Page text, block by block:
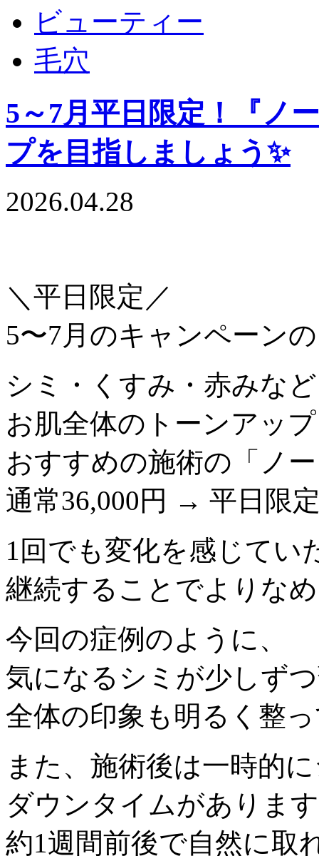
ビューティー
毛穴
5～7月平日限定！『ノ
プを目指しましょう✨
2026.04.28
＼平日限定／
5〜7月のキャンペーン
シミ・くすみ・赤みな
お肌全体のトーンアッ
おすすめの施術の「ノ
通常36,000円 → 平日限
1回でも変化を感じてい
継続することでよりな
今回の症例のように、
気になるシミが少しず
全体の印象も明るく整
また、施術後は一時的
ダウンタイムがありま
約1週間前後で自然に取